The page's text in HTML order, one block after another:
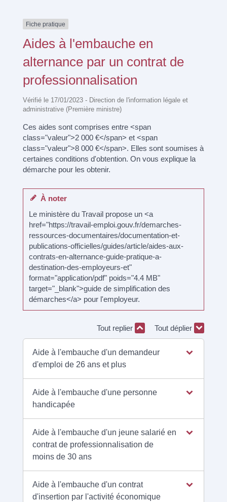
Fiche pratique
Aides à l'embauche en
alternance par un contrat de
professionnalisation
Vérifié le 17/01/2023 - Direction de l'information légale et
administrative (Première ministre)
Ces aides sont comprises entre <span
class="valeur">2 000 €</span> et <span
class="valeur">8 000 €</span>. Elles sont soumises à
certaines conditions d'obtention. On vous explique la
démarche pour les obtenir.
À noter
Le ministère du Travail propose un <a
href="https://travail-emploi.gouv.fr/demarches-
ressources-documentaires/documentation-et-
publications-officielles/guides/article/aides-aux-
contrats-en-alternance-guide-pratique-a-
destination-des-employeurs-et"
format="application/pdf" poids="4.4 MB"
target="_blank">guide de simplification des
démarches</a> pour l'employeur.
Tout replier Tout déplier
Aide à l'embauche d'un demandeur
d'emploi de 26 ans et plus
Aide à l'embauche d'une personne
handicapée
Aide à l'embauche d'un jeune salarié en
contrat de professionnalisation de
moins de 30 ans
Aide à l'embauche d'un contrat
d'insertion par l'activité économique